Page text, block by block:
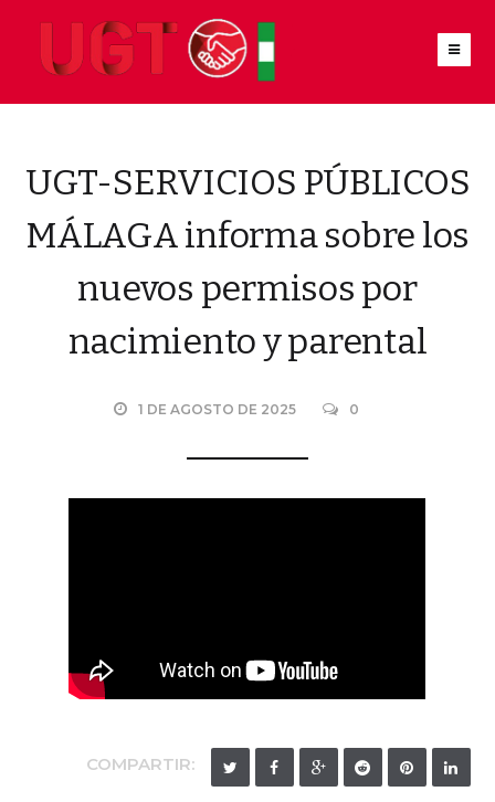
UGT-SERVICIOS PÚBLICOS
MÁLAGA informa sobre los
nuevos permisos por
nacimiento y parental
1 DE AGOSTO DE 2025 0
COMPARTIR: